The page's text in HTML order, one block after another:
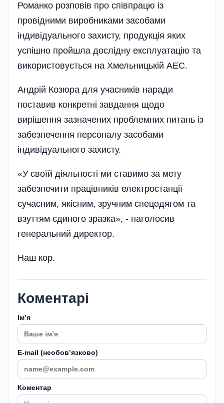
Романко розповів про співпрацю із
провідними виробниками засобами
індивідуального захисту, продукція яких
успішно пройшла дослідну експлуатацію та
використовується на Хмельницькій АЕС.
Андрій Козюра для учасників наради
поставив конкретні завдання щодо
вирішення зазначених проблемних питань із
забезпечення персоналу засобами
індивідуального захисту.
«У своїй діяльності ми ставимо за мету
забезпечити працівників електростанції
сучасним, якісним, зручним спецодягом та
взуттям єдиного зразка», - наголосив
генеральний директор.
Наш кор.
Коментарі
Імʼя
E-mail (необовʼязково)
Коментар